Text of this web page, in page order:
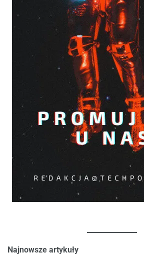
Najnowsze artykuły